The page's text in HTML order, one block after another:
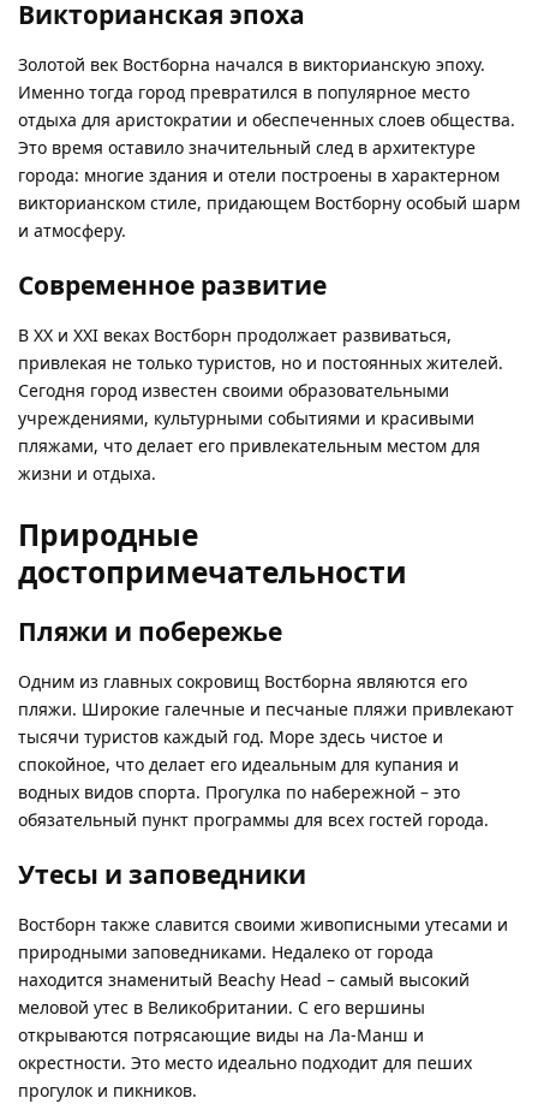
Викторианская эпоха
Золотой век Востборна начался в викторианскую эпоху.
Именно тогда город превратился в популярное место
отдыха для аристократии и обеспеченных слоев общества.
Это время оставило значительный след в архитектуре
города: многие здания и отели построены в характерном
викторианском стиле, придающем Востборну особый шарм
и атмосферу.
Современное развитие
В XX и XXI веках Востборн продолжает развиваться,
привлекая не только туристов, но и постоянных жителей.
Сегодня город известен своими образовательными
учреждениями, культурными событиями и красивыми
пляжами, что делает его привлекательным местом для
жизни и отдыха.
Природные
достопримечательности
Пляжи и побережье
Одним из главных сокровищ Востборна являются его
пляжи. Широкие галечные и песчаные пляжи привлекают
тысячи туристов каждый год. Море здесь чистое и
спокойное, что делает его идеальным для купания и
водных видов спорта. Прогулка по набережной – это
обязательный пункт программы для всех гостей города.
Утесы и заповедники
Востборн также славится своими живописными утесами и
природными заповедниками. Недалеко от города
находится знаменитый Beachy Head – самый высокий
меловой утес в Великобритании. С его вершины
открываются потрясающие виды на Ла-Манш и
окрестности. Это место идеально подходит для пеших
прогулок и пикников.